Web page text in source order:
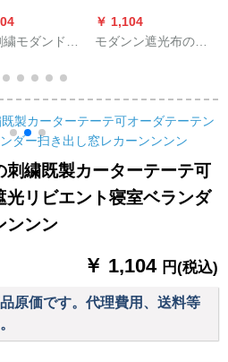
繍モダンド軽
ーターテーン
音カーテータ
ダーダーダー
ーダーダーダ
ダーダーダー
ーデラックス
ローム刺繍ラ
室窓カーテ
￥ 1,104
モダンン遮光布の简
ーターテの幅2.7*2.8
m
刺繍既製カーターテーテ可
光リビエント寝室ベランダ
ンンン
￥ 1,104 円(税込)
原価です。代理費用、送料等